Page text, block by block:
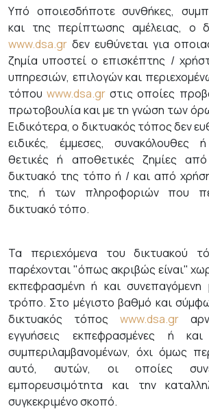
Υπό οποιεσδήποτε συνθήκες,
και της περίπτωσης αμέλειας, ο
www.dsa.gr δεν ευθύνεται για
ζημία υποστεί ο επισκέπτης /
υπηρεσιών, επιλογών και
τόπουwww.dsa.gr στις οποίες
πρωτοβουλία και με τη γνώση των
Ειδικότερα, o δικτυακός τόπος δεν
ειδικές, έμμεσες, συνακόλουθες ή
θετικές ή αποθετικές ζημίες
δικτυακό της τόπο ή / και από
της, ή των πληροφοριών που
δικτυακό τόπο.
Τα περιεχόμενα του δικτυακού
παρέχονται "όπως ακριβώς είναι"
εκπεφρασμένη ή και
τρόπο. Στο μέγιστο βαθμό και
δικτυακός τόπος www.dsa.gr
εγγυήσεις εκπεφρασμένες ή και
συμπεριλαμβανομένων, όχι όμως
αυτό, αυτών, οι οποίες
εμπορευσιμότητα και την
συγκεκριμένο σκοπό.